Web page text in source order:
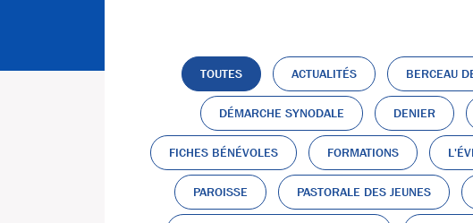
TOUTES ACTUALITÉS BERCEAU
DÉMARCHE SYNODALE DENIER
FICHES BÉNÉVOLES FORMATIONS
PAROISSE PASTORALE DES JEUNES